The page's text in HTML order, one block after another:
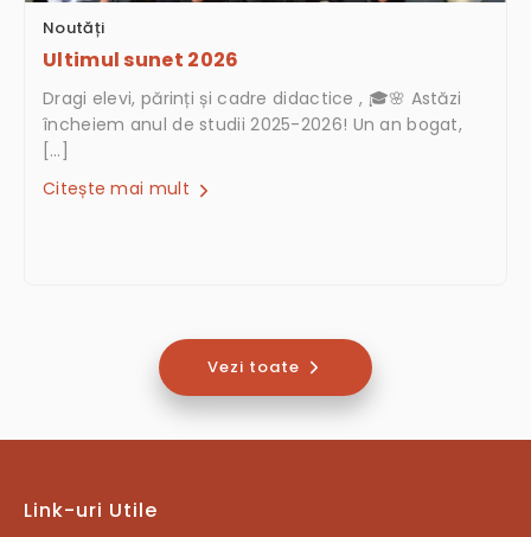
Noutăți
Ultimul sunet 2026
Dragi elevi, părinți și cadre didactice , 🎓🌸 Astăzi
încheiem anul de studii 2025-2026! Un an bogat,
[…]
Citește mai mult
Vezi toate
Link-uri Utile